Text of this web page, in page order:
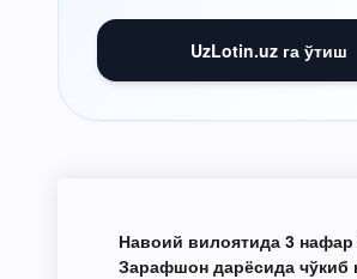
UzLotin.uz га ўтиш
Навоий вилоятида 3
Зарафшон дарёсида чўкиб